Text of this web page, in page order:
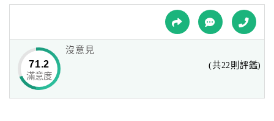
球
網
飯店提供每日早餐和免費無線上網。
Distance from Zhaolai Business Hotel is only 5 minutes
from Kaohsiung City Central Park Subway Station Exit 2.
Bell walking distance.
The hotel is only 8 minutes walk from Xinluonjiang River
71.2
滿意度
沒意見
(共22則評鑑)